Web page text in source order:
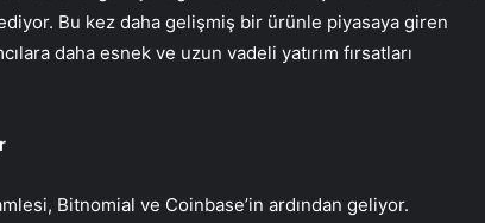
Bu kez daha gelişmiş bir ürünle piyasaya giren
daha esnek ve uzun vadeli yatırım fırsatları
Bitnomial ve Coinbase’in ardından geliyor.